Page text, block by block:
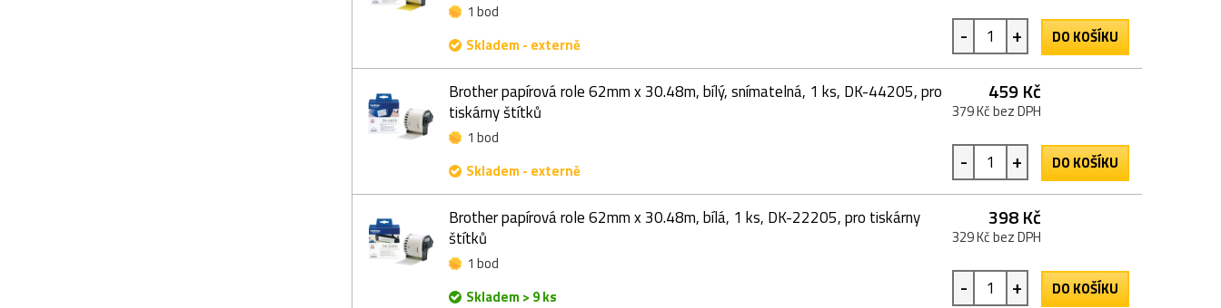
1 bod
Skladem - externě
- + DO KOŠÍKU
Brother papírová role 62mm x 30.48m, bílý, snímatelná, 1 ks, DK-44205, pro
tiskárny štítků
1 bod
Skladem - externě
459 Kč
379 Kč bez DPH
- + DO KOŠÍKU
Brother papírová role 62mm x 30.48m, bílá, 1 ks, DK-22205, pro tiskárny
štítků
1 bod
Skladem > 9 ks
398 Kč
329 Kč bez DPH
- + DO KOŠÍKU